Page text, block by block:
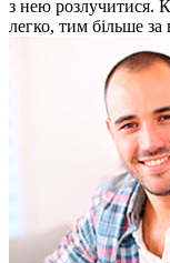
з нею розлучитися.
легко, тим більше